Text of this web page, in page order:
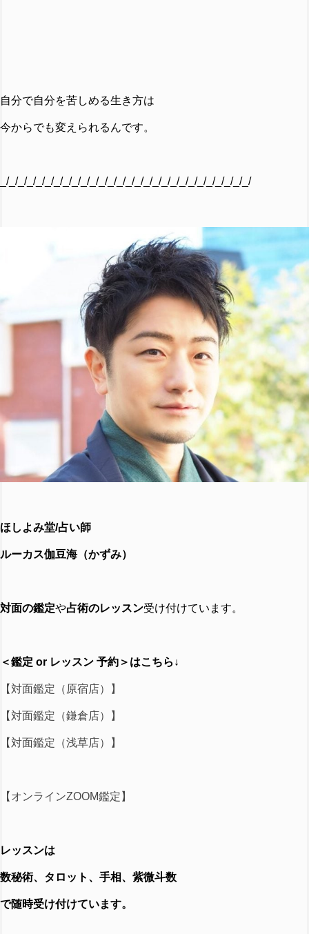
自分で自分を苦しめる生き方は
今からでも変えられるんです。
_/_/_/_/_/_/_/_/_/_/_/_/_/_/_/_/_/_/_/_/_/_/_/_/_/_/_/_/
ほしよみ堂/占い師
ルーカス伽豆海（かずみ）
対面の鑑定や占術のレッスン受け付けています。
＜鑑定 or レッスン 予約＞はこちら↓
【対面鑑定（原宿店）】
【対面鑑定（鎌倉店）】
【対面鑑定（浅草店）】
【オンラインZOOM鑑定】
レッスンは
数秘術、タロット、手相、紫微斗数
で随時受け付けています。